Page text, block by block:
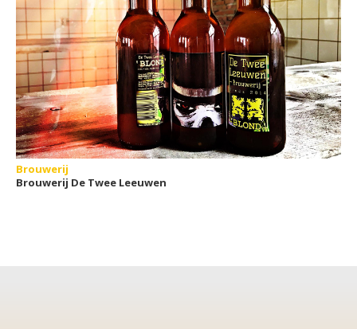
Brouwerij
Brouwerij De Twee Leeuwen